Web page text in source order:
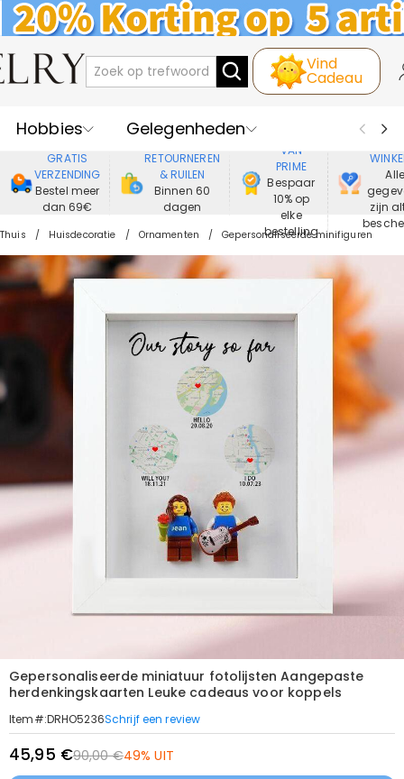
Vind
Cadeau
Hobbies
Gelegenheden
Recipienten
Best Verkochte
Nieuwe
Juwelen
Wonen&Leven
Kleding
GRATIS
VERZENDING
Bestel meer
dan 69€
RETOURNEREN
& RUILEN
Binnen 60
dagen
VAN
PRIME
Bespaar
10% op
elke
bestelling
Alle
zijn
Thuis Huisdecoratie Ornamenten Gepersonaliseerde minifiguren
Gepersonaliseerde miniatuur fotolijsten Aangepaste
herdenkingskaarten Leuke cadeaus voor koppels
Item#:DRHO5236Schrijf een review
45,95 €90,00 €49% UIT